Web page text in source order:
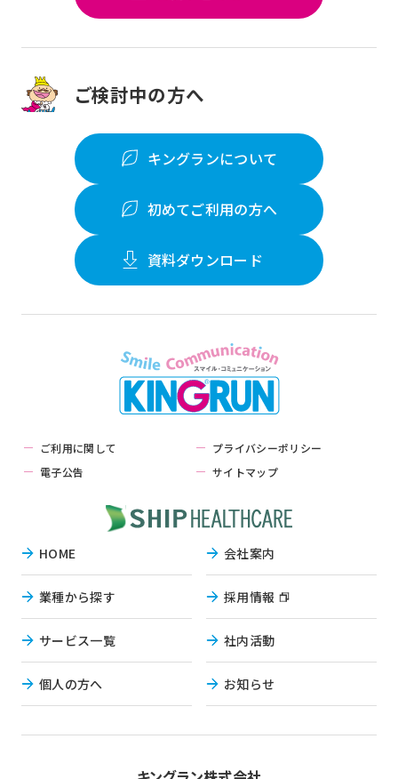
ご検討中の方へ
キングランについて
初めてご利用の方へ
資料ダウンロード
ご利用に関して
プライバシーポリシー
電子公告
サイトマップ
HOME
業種から探す
サービス一覧
個人の方へ
会社案内
採用情報
社内活動
お知らせ